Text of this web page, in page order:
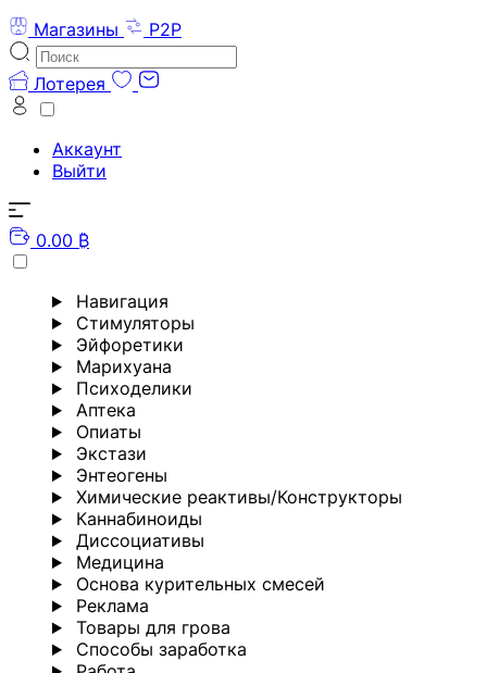
Магазины
P2P
Лотерея
Аккаунт
Выйти
0.00 ₿
Навигация
Стимуляторы
Эйфоретики
Марихуана
Психоделики
Аптека
Опиаты
Экстази
Энтеогены
Химические реактивы/Конструкторы
Каннабиноиды
Диссоциативы
Медицина
Основа курительных смесей
Реклама
Товары для грова
Способы заработка